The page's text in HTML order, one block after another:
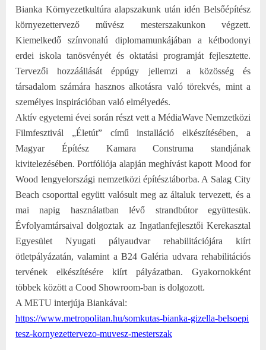
Bianka Környezetkultúra alapszakunk után idén Belsőépítész
környezettervező művész mesterszakunkon végzett.
Kiemelkedő színvonalú diplomamunkájában a kétbodonyi
erdei iskola tanösvényét és oktatási programját fejlesztette.
Tervezői hozzáállását éppúgy jellemzi a közösség és
társadalom számára hasznos alkotásra való törekvés, mint a
személyes inspirációban való elmélyedés.
Aktív egyetemi évei során részt vett a MédiaWave Nemzetközi
Filmfesztivál „Életút” című installáció elkészítésében, a
Magyar Építész Kamara Construma standjának
kivitelezésében. Portfóliója alapján meghívást kapott Mood for
Wood lengyelországi nemzetközi építésztáborba. A Salag City
Beach csoporttal együtt valósult meg az általuk tervezett, és a
mai napig használatban lévő strandbútor együttesük.
Évfolyamtársaival dolgoztak az Ingatlanfejlesztői Kerekasztal
Egyesület Nyugati pályaudvar rehabilitációjára kiírt
ötletpályázatán, valamint a B24 Galéria udvara rehabilitációs
tervének elkészítésére kiírt pályázatban. Gyakornokként
többek között a Cood Showroom-ban is dolgozott.
A METU interjúja Biankával:
https://www.metropolitan.hu/somkutas-bianka-gizella-belsoepi
tesz-kornyezettervezo-muvesz-mesterszak